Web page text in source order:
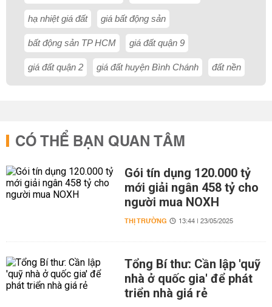
hạ nhiệt giá đất giá bất động sản
bất động sản TP HCM giá đất quận 9
giá đất quận 2 giá đất huyện Bình Chánh đất nền
CÓ THỂ BẠN QUAN TÂM
Gói tín dụng 120.000 tỷ
mới giải ngân 458 tỷ cho
người mua NOXH
THỊ TRƯỜNG 13:44 | 23/05/2025
Tổng Bí thư: Cần lập 'quỹ
nhà ở quốc gia' để phát
triển nhà giá rẻ